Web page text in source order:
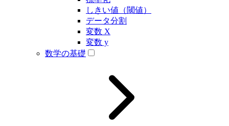
しきい値（閾値）
データ分割
変数 X
変数 y
数学の基礎